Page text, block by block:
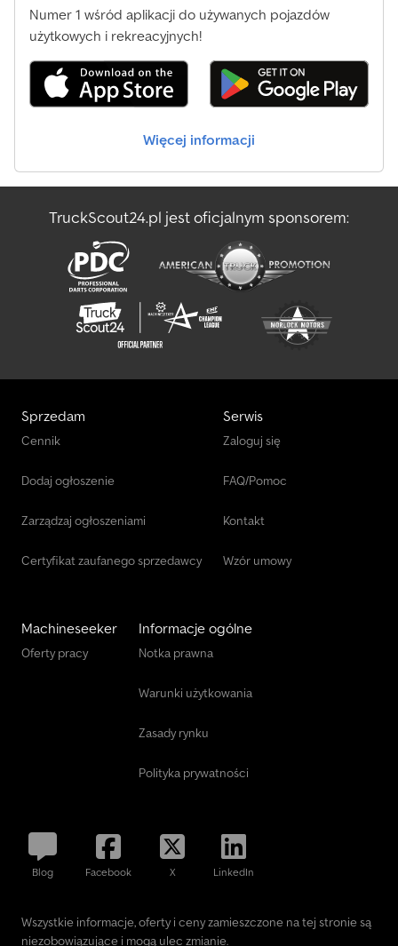
Numer 1 wśród aplikacji do używanych pojazdów
użytkowych i rekreacyjnych!
Więcej informacji
TruckScout24.pl jest oficjalnym sponsorem:
Sprzedam
Cennik
Dodaj ogłoszenie
Zarządzaj ogłoszeniami
Certyfikat zaufanego sprzedawcy
Serwis
Zaloguj się
FAQ/Pomoc
Kontakt
Wzór umowy
Machineseeker
Oferty pracy
Informacje ogólne
Notka prawna
Warunki użytkowania
Zasady rynku
Polityka prywatności
Blog Facebook X LinkedIn
Wszystkie informacje, oferty i ceny zamieszczone na tej stronie są
niezobowiązujące i mogą ulec zmianie.